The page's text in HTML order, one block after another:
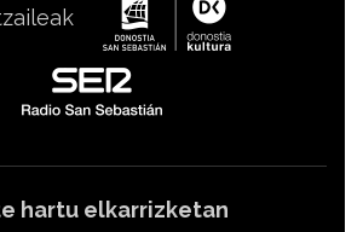
hartu elkarrizketan